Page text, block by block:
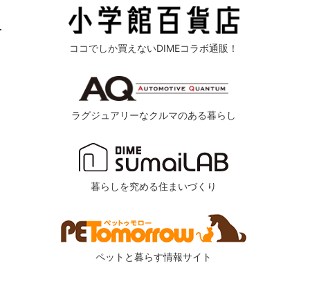
ココでしか買えないDIMEコラボ通販！
ラグジュアリーなクルマのある暮らし
暮らしを究める住まいづくり
ペットと暮らす情報サイト